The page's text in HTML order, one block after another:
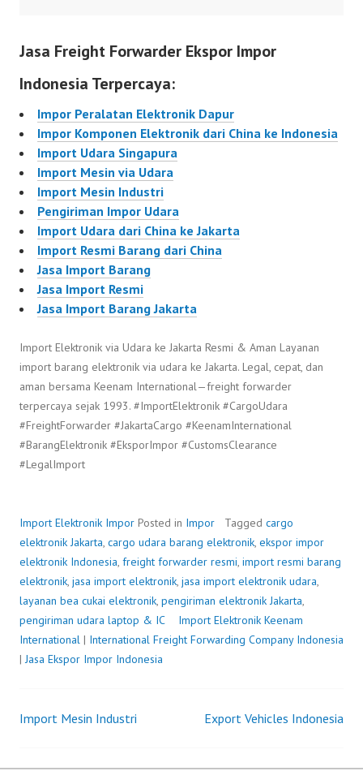
Jasa Freight Forwarder Ekspor Impor
Indonesia Terpercaya:
Impor Peralatan Elektronik Dapur
Impor Komponen Elektronik dari China ke Indonesia
Import Udara Singapura
Import Mesin via Udara
Import Mesin Industri
Pengiriman Impor Udara
Import Udara dari China ke Jakarta
Import Resmi Barang dari China
Jasa Import Barang
Jasa Import Resmi
Jasa Import Barang Jakarta
Import Elektronik via Udara ke Jakarta Resmi & Aman Layanan
import barang elektronik via udara ke Jakarta. Legal, cepat, dan
aman bersama Keenam International—freight forwarder
terpercaya sejak 1993. #ImportElektronik #CargoUdara
#FreightForwarder #JakartaCargo #KeenamInternational
#BarangElektronik #EksporImpor #CustomsClearance
#LegalImport
Import Elektronik Impor Posted in Impor Tagged cargo
elektronik Jakarta, cargo udara barang elektronik, ekspor impor
elektronik Indonesia, freight forwarder resmi, import resmi barang
elektronik, jasa import elektronik, jasa import elektronik udara,
layanan bea cukai elektronik, pengiriman elektronik Jakarta,
pengiriman udara laptop & IC
Import Elektronik P
o
d
b
y
i
Keenam
International | International Freight Forwarding Company Indonesia
|Jasa Ekspor Impor Indonesia
Post
navigation
Import Mesin Industri Export Vehicles Indonesia